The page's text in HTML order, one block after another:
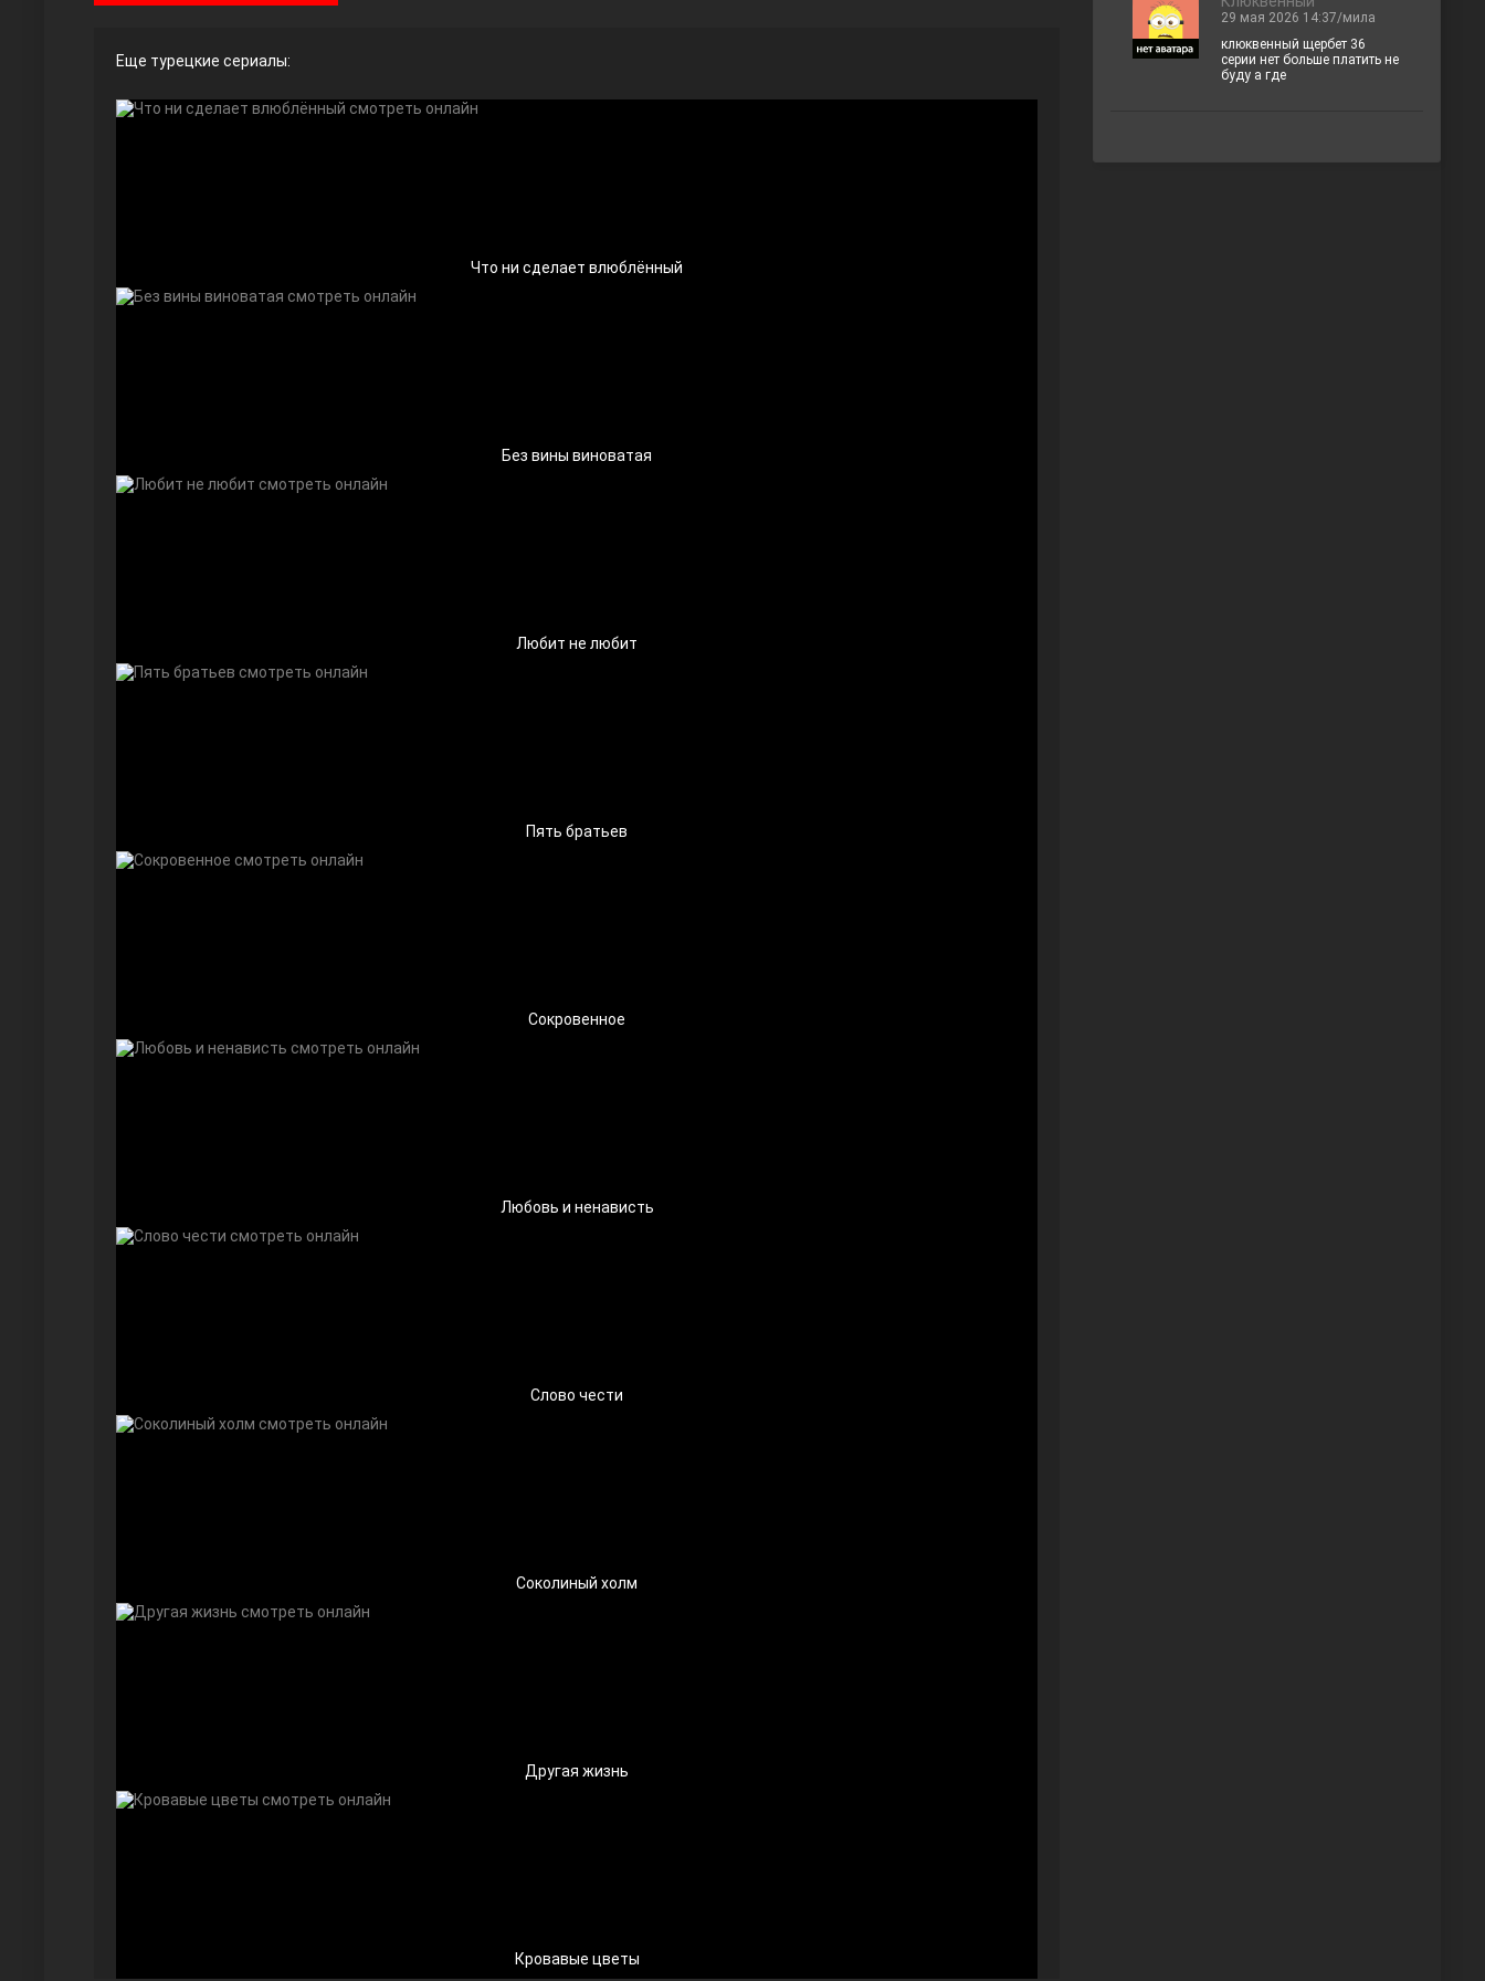
Ты назови
Девушка за стеклом
Еще турецкие сериалы:
Что ни сделает влюблённый
Без вины виноватая
Любит не любит
Пять братьев
Сокровенное
Любовь и ненависть
Слово чести
Соколиный холм
Другая жизнь
Кровавые цветы
29 мая 2026 14:37/мила
клюквенный щербет 36
серии нет больше платить не
буду а где